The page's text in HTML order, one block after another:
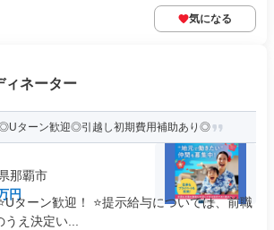
気になる
ィネーター
ターン歓迎◎引越し初期費用補助あり◎
那覇市
円
ターン歓迎！ ⭐提示給与については、前職
え決定い...